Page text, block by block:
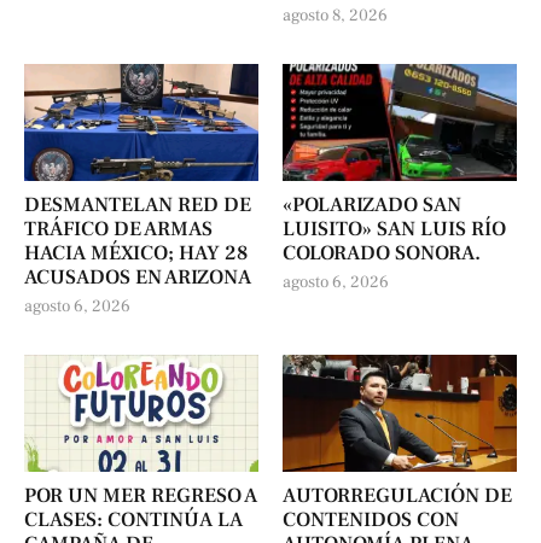
agosto 8, 2026
DESMANTELAN RED DE
TRÁFICO DE ARMAS
HACIA MÉXICO; HAY 28
ACUSADOS EN ARIZONA
agosto 6, 2026
«POLARIZADO SAN
LUISITO» SAN LUIS RÍO
COLORADO SONORA.
agosto 6, 2026
POR UN MER REGRESO A
CLASES: CONTINÚA LA
AUTORREGULACIÓN DE
CONTENIDOS CON